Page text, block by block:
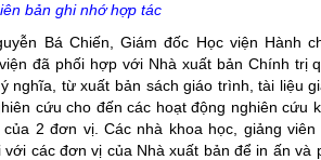
bản ghi nhớ hợp tác
Bá Chiến, Giám đốc Học viện Hành
đã phối hợp với Nhà xuất bản Chính trị
nghĩa, từ xuất bản sách giáo trình, tài liệu
cứu cho đến các hoạt động nghiên cứu
2 đơn vị. Các nhà khoa học, giảng viên
các đơn vị của Nhà xuất bản để in ấn và